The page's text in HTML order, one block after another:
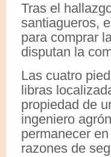
Tras el
santiagueros,
para comprar
disputan la
Las cuatro
libras
propiedad de
ingeniero
permanecer
razones de